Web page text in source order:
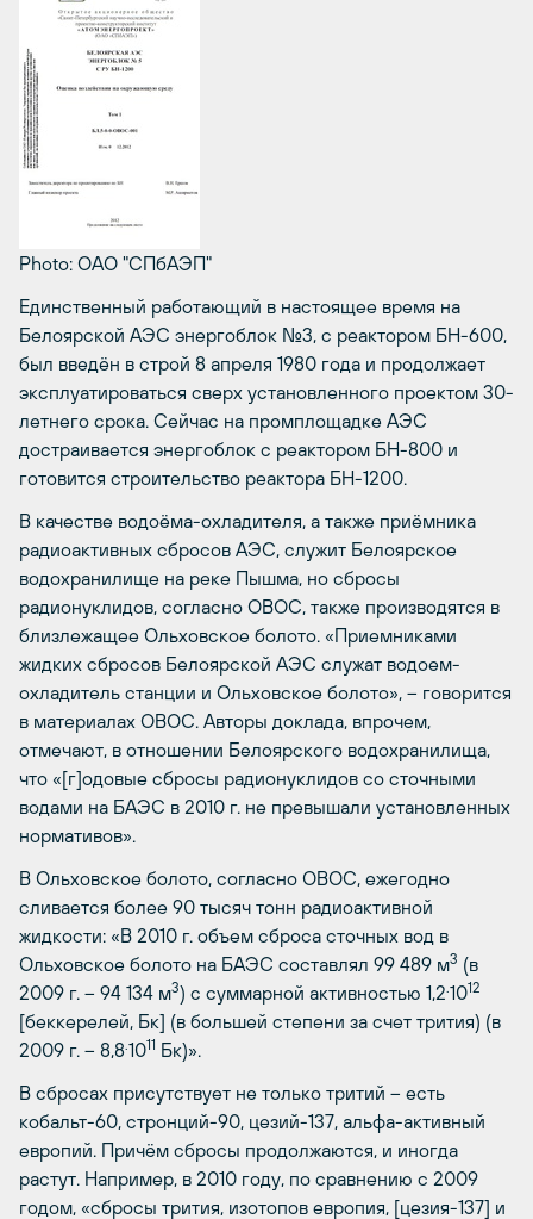
Photo: ОАО "СПбАЭП"
Единственный работающий в настоящее время на
Белоярской АЭС энергоблок №3, с реактором БН-600,
был введён в строй 8 апреля 1980 года и продолжает
эксплуатироваться сверх установленного проектом 30-
летнего срока. Сейчас на промплощадке АЭС
достраивается энергоблок с реактором БН-800 и
готовится строительство реактора БН-1200.
В качестве водоёма-охладителя, а также приёмника
радиоактивных сбросов АЭС, служит Белоярское
водохранилище на реке Пышма, но сбросы
радионуклидов, согласно ОВОС, также производятся в
близлежащее Ольховское болото. «Приемниками
жидких сбросов Белоярской АЭС служат водоем-
охладитель станции и Ольховское болото», – говорится
в материалах ОВОС. Авторы доклада, впрочем,
отмечают, в отношении Белоярского водохранилища,
что «[г]одовые сбросы радионуклидов со сточными
водами на БАЭС в 2010 г. не превышали установленных
нормативов».
В Ольховское болото, согласно ОВОС, ежегодно
сливается более 90 тысяч тонн радиоактивной
жидкости: «В 2010 г. объем сброса сточных вод в
Ольховское болото на БАЭС составлял 99 489 м3 (в
2009 г. – 94 134 м3) с суммарной активностью 1,2.1012
[беккерелей, Бк] (в большей степени за счет трития) (в
2009 г. – 8,8.1011 Бк)».
В сбросах присутствует не только тритий – есть
кобальт-60, стронций-90, цезий-137, альфа-активный
европий. Причём сбросы продолжаются, и иногда
растут. Например, в 2010 году, по сравнению с 2009
годом, «сбросы трития, изотопов европия, [цезия-137] и